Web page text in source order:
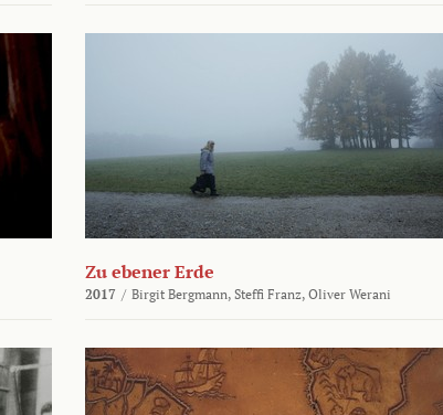
Zu ebener Erde
2017 / Birgit Bergmann, Steffi Franz, Oliver Werani